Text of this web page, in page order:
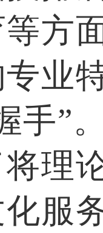
方
业
手”
理
服